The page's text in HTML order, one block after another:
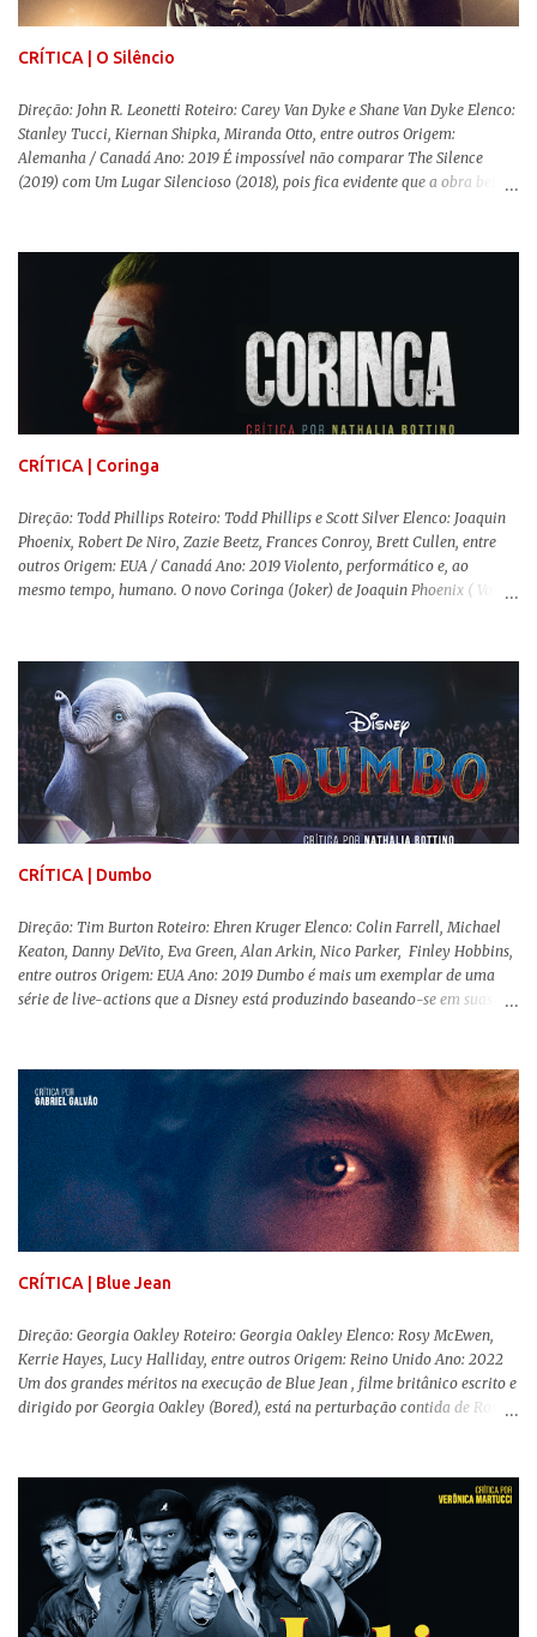
documentário sobre o assassinato do líder camponês Joã...
CRÍTICA | O Silêncio
Direção: John R. Leonetti Roteiro: Carey Van Dyke e Shane Van Dyke Elenco:
Stanley Tucci, Kiernan Shipka, Miranda Otto, entre outros Origem:
Alemanha / Canadá Ano: 2019 É impossível não comparar The Silence
(2019) com Um Lugar Silencioso (2018), pois fica evidente que a obra bebe
reproduzir alguns elementos que consograram a obra de John Krasinski
(The Office). Aqui os “monstros” com audições aguçadas eram seres da
Terra que estavam presos por séculos em uma caverna recém descoberta,
libertando-os pelo mundo. O espectador acompanha uma família que tem
uma pequena vantagem em relação às outras pessoas. Adivinhem? Sabem
viver em silêncio pelo fato da filha mais velha ser surda. Para aqueles que
amam filmes com temática apocalíptica, a produção pode até funcionar
como entretenimento mediano. Todo o cenário de fuga, pânico col...
CRÍTICA | Coringa
Direção: Todd Phillips Roteiro: Todd Phillips e Scott Silver Elenco: Joaquin
Phoenix, Robert De Niro, Zazie Beetz, Frances Conroy, Brett Cullen, entre
outros Origem: EUA / Canadá Ano: 2019 Violento, performático e, ao
mesmo tempo, humano. O novo Coringa (Joker) de Joaquin Phoenix ( Você
Comics . É importante ressaltar que este não é um filme de herói. E muito
menos de vilão. O longa de Todd Phillips (Se Beber, Não Case!) segue uma
trajetória profunda do reflexo da corrupção da sociedade na vida de um ser
humano, capaz de causar perturbação e desconforto do inicio ao fim da
projeção, e por mais um bom tempo após deixar o cinema. Trata-se de
uma obra difícil de ser "digerida", pois lida com temas sensíveis, como
abuso, doença mental, bullying e violência física. Todo esse turbilhão de
informações molda a mente d...
CRÍTICA | Dumbo
Direção: Tim Burton Roteiro: Ehren Kruger Elenco: Colin Farrell, Michael
Keaton, Danny DeVito, Eva Green, Alan Arkin, Nico Parker, Finley Hobbins,
entre outros Origem: EUA Ano: 2019 Dumbo é mais um exemplar de uma
série de live-actions que a Disney está produzindo baseando-se em suas
remake , já que a história do elefantinho voador foi reinventada de forma
mais realista, se adequando perfeitamente a proposta. Não há animais
falantes, por exemplo, mas nem por isso o tom lúdico e infantil é deixado
de lado. Apesar da relevância histórica, o filme supera a animação original
em termos visuais e narrativos, , superando a animação original em termos
visuais e narrativos. A história começa quando o pai das crianças, Holt
Ferrier (Colin Farrell), uma ex-estrela de circo, volta da guerra e se depara
com os filhos de...
CRÍTICA | Blue Jean
Direção: Georgia Oakley Roteiro: Georgia Oakley Elenco: Rosy McEwen,
Kerrie Hayes, Lucy Halliday, entre outros Origem: Reino Unido Ano: 2022
Um dos grandes méritos na execução de Blue Jean , filme britânico escrito e
dirigido por Georgia Oakley (Bored), está na perturbação contida de Rosy
movimentos e falas, equilibrada numa frágil neutralidade entre seu
trabalho e seus afetos, passando noites bebendo e jogando sinuca com seu
grupo de amigas lésbicas e sua amante. É imperativo para ela que ambos
os mundos não se cruzem de modo algum, pois o período histórico no qual
a história se passa - 1988 na Inglaterra - é de um contexto profundamente
conservador e hostil a pessoas queer. Com o governo liderado pela então
primeira-ministra Margaret Tatcher usando recursos supostamente